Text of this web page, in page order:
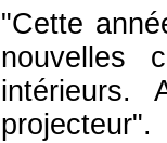
"Cette
nouvelles
intérieurs.
projecteur".